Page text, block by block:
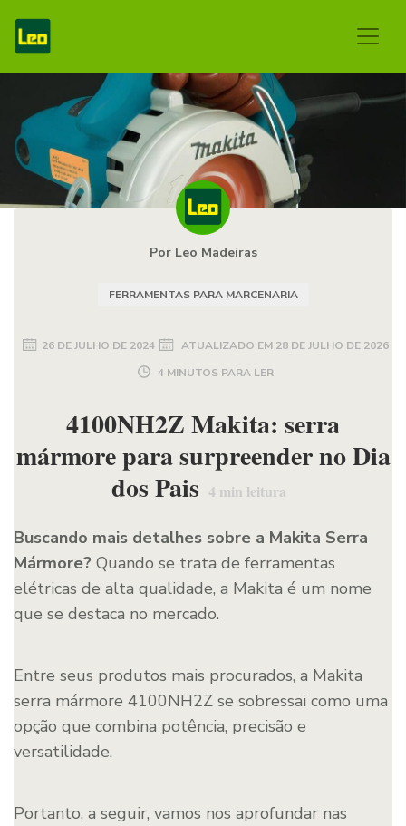
Por Leo Madeiras
FERRAMENTAS PARA MARCENARIA
26 DE JULHO DE 2024 ATUALIZADO EM 28 DE JULHO DE 2026
4 MINUTOS PARA LER
4100NH2Z Makita: serra
mármore para surpreender no Dia
dos Pais 4 min leitura
Buscando mais detalhes sobre a Makita Serra
Mármore? Quando se trata de ferramentas
elétricas de alta qualidade, a Makita é um nome
que se destaca no mercado.
Entre seus produtos mais procurados, a Makita
serra mármore 4100NH2Z se sobressai como uma
opção que combina potência, precisão e
versatilidade.
Portanto, a seguir, vamos nos aprofundar nas